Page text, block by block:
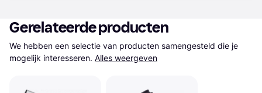
Gerelateerde producten
We hebben een selectie van producten samengesteld die je
mogelijk interesseren. Alles weergeven